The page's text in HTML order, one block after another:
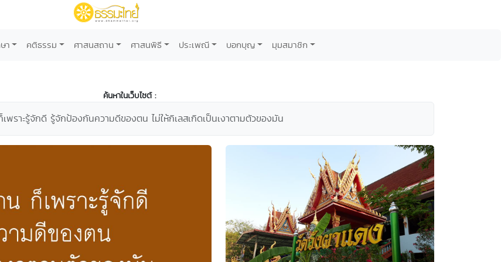
า คติธรรม ศาสนสถาน ศาสนพิธี ประเพณี บอกบุญ มุมสมาชิก
ค้นหาในเว็บไซต์ :
พราะรู้จักดี รู้จักป้องกันความดีของตน ไม่ให้กิเลสเกิดเป็นเงาตามตัวของมัน